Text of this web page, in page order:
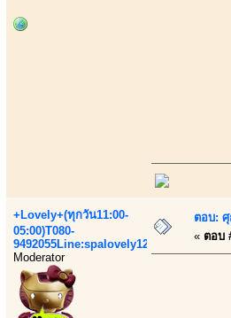
+Lovely+(ทุกวัน11:00-
05:00)T080-
9492055Line:spalovely123
Moderator
ตอบ:
« ตอบ